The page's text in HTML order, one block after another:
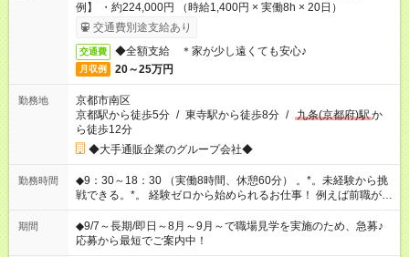
例】 ・約224,000円 （時給1,400円 × 実働8h × 20日）
交通費別途支給あり
交通費 ◆全額支給 ＊家が少し遠くても安心♪
月収例 20～25万円
勤務地
京都市南区
京都駅から徒歩5分 / 東寺駅から徒歩8分 / 九条(京都府)駅か
ら徒歩12分
◆大手通販企業のグループ会社◆
勤務時間
◆9：30～18：30 （実働8時間、休憩60分） 。*。未経験から挑
戦できる。*。 経験ゼロから始められるお仕事！ 例えば前職が、
在宅/財団法人/事務/コールセンター/受付/販売/カフェスタッフ ス
イーツ販売/ホテルフロント/化粧品販売/など 未経験の方たちが
活躍中♪
期間
◆9/7～長期/即日～8月～9月～で職場見学を実施のため、急募♪
応募から最短でご案内中！